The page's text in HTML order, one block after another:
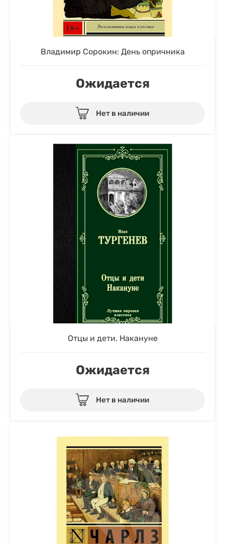
Владимир Сорокин: День опричника
Ожидается
Нет в наличии
Отцы и дети. Накануне
Ожидается
Нет в наличии